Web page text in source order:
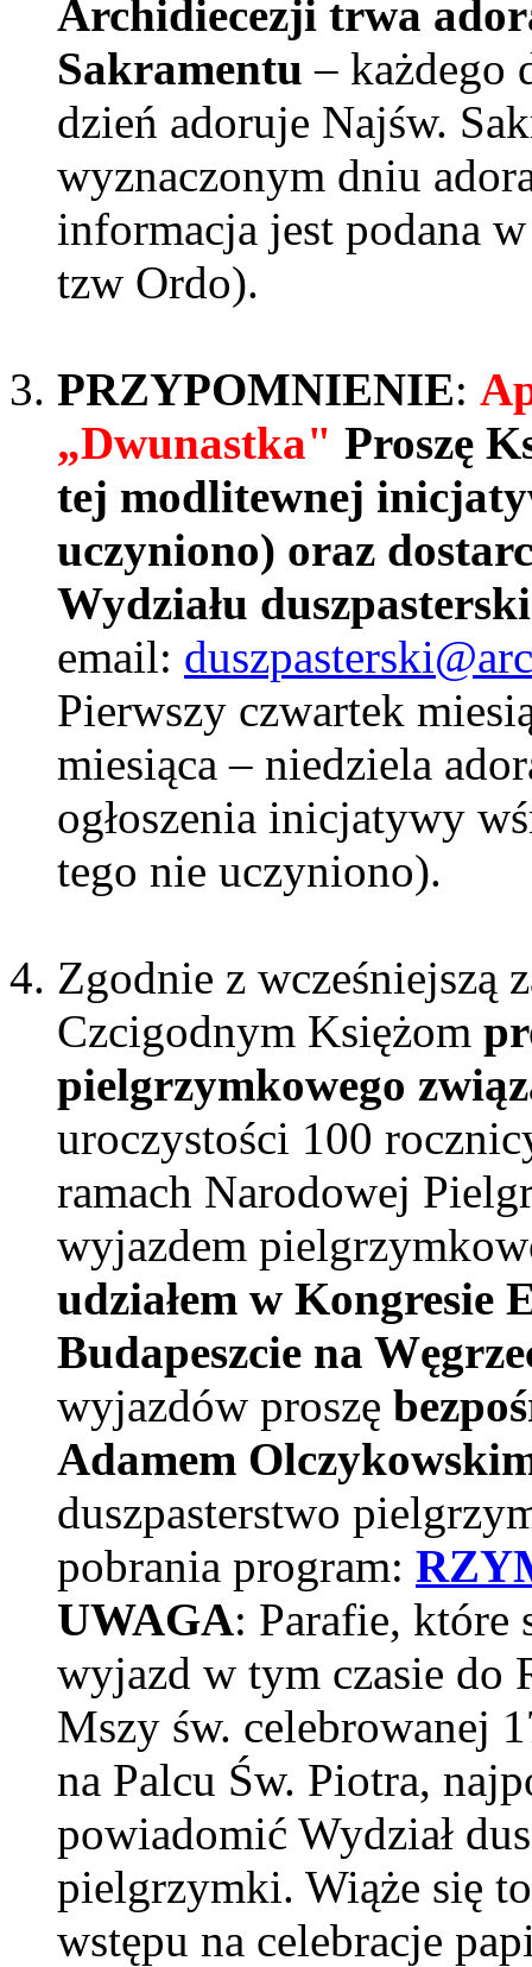
Archidiecezji trwa
Sakramentu – każdego
dzień adoruje Najśw.
wyznaczonym dniu
informacja jest podana
tzw Ordo).
PRZYPOMNIENIE:
„Dwunastka" Proszę
tej modlitewnej
uczyniono) oraz
Wydziału
email:
Pierwszy czwartek
miesiąca – niedziela
ogłoszenia inicjatywy
tego nie uczyniono).
Zgodnie z wcześniejszą
Czcigodnym Księżom
pielgrzymkowego
uroczystości 100
ramach Narodowej
wyjazdem
udziałem w Kongresie
Budapeszcie na
wyjazdów proszę
Adamem
duszpasterstwo
pobrania program:
UWAGA: Parafie, które
wyjazd w tym czasie do
Mszy św. celebrowanej
na Palcu Św. Piotra,
powiadomić Wydział
pielgrzymki. Wiąże się
wstępu na celebracje